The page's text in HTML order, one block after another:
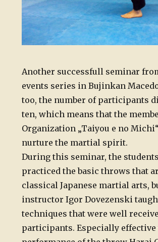
Another successfull seminar
events series in Bujinkan
too, the number of participants
ten, which means that the
Organization „Taiyou e no
nurture the martial spirit.
During this seminar, the
practiced the basic throws that
classical Japanese martial arts,
instructor Igor Dovezenski
techniques that were well
participants. Especially effective